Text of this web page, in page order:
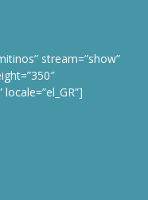
stream=”show”